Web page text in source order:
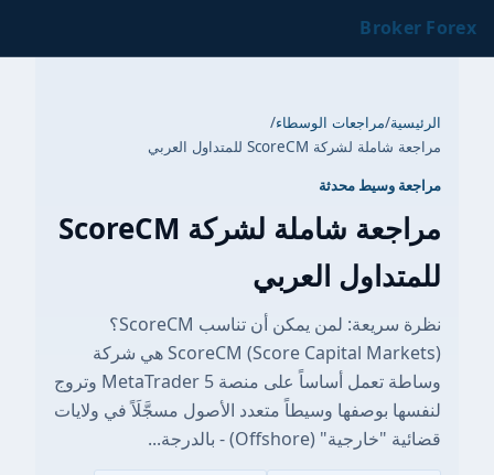
Broker
الرئيسية /مراجعات الوسطاء/
مراجعة شاملة لشركة ScoreCM للمتداول العربي
مراجعة وسيط محدثة
مراجعة شاملة لشركة ScoreCM
للمتداول العربي
نظرة سريعة: لمن يمكن أن تناسب ScoreCM؟
ScoreCM (Score Capital Markets) هي شركة
وساطة تعمل أساساً على منصة MetaTrader 5 وتروج
لنفسها بوصفها وسيطاً متعدد الأصول مسجَّلَاً في ولايات
قضائية "خارجية" (Offshore) - بالدرجة...